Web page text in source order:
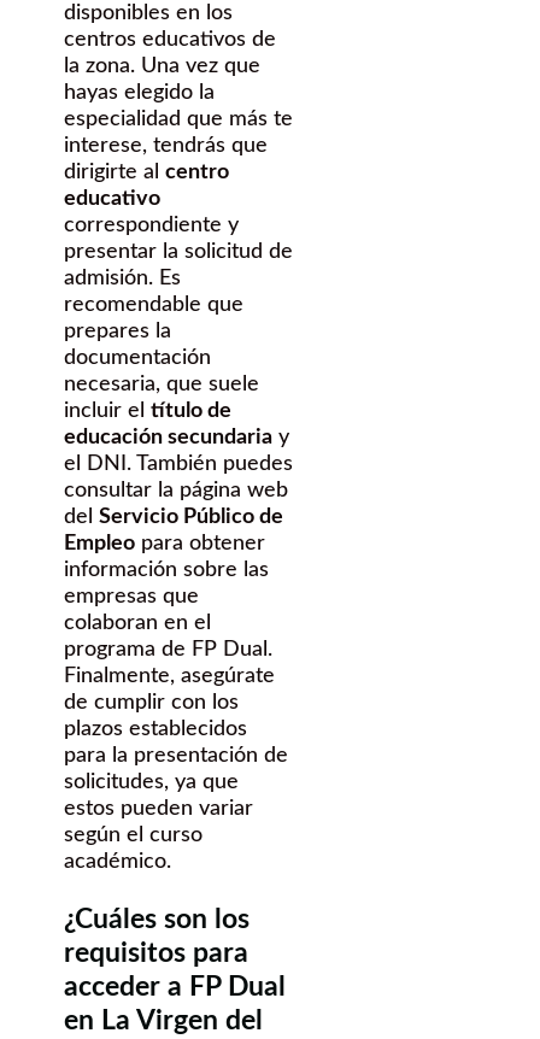
disponibles en los
centros educativos de
la zona. Una vez que
hayas elegido la
especialidad que más te
interese, tendrás que
dirigirte al centro
educativo
correspondiente y
presentar la solicitud de
admisión. Es
recomendable que
prepares la
documentación
necesaria, que suele
incluir el título de
educación secundaria y
el DNI. También puedes
consultar la página web
del Servicio Público de
Empleo para obtener
información sobre las
empresas que
colaboran en el
programa de FP Dual.
Finalmente, asegúrate
de cumplir con los
plazos establecidos
para la presentación de
solicitudes, ya que
estos pueden variar
según el curso
académico.
¿Cuáles son los
requisitos para
acceder a FP Dual
en La Virgen del